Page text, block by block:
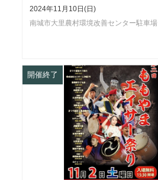
2024年11月10日(日)
南城市大里農村環境改善センター駐車場⁡
開催終了